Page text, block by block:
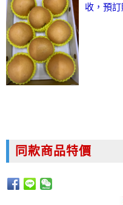
收，預
同款商品特價